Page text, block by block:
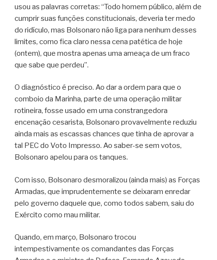
usou as palavras corretas: “Todo homem público, além de
cumprir suas funções constitucionais, deveria ter medo
do ridículo, mas Bolsonaro não liga para nenhum desses
limites, como fica claro nessa cena patética de hoje
(ontem), que mostra apenas uma ameaça de um fraco
que sabe que perdeu”.
O diagnóstico é preciso. Ao dar a ordem para que o
comboio da Marinha, parte de uma operação militar
rotineira, fosse usado em uma constrangedora
encenação cesarista, Bolsonaro provavelmente reduziu
ainda mais as escassas chances que tinha de aprovar a
tal PEC do Voto Impresso. Ao saber-se sem votos,
Bolsonaro apelou para os tanques.
Com isso, Bolsonaro desmoralizou (ainda mais) as Forças
Armadas, que imprudentemente se deixaram enredar
pelo governo daquele que, como todos sabem, saiu do
Exército como mau militar.
Quando, em março, Bolsonaro trocou
intempestivamente os comandantes das Forças